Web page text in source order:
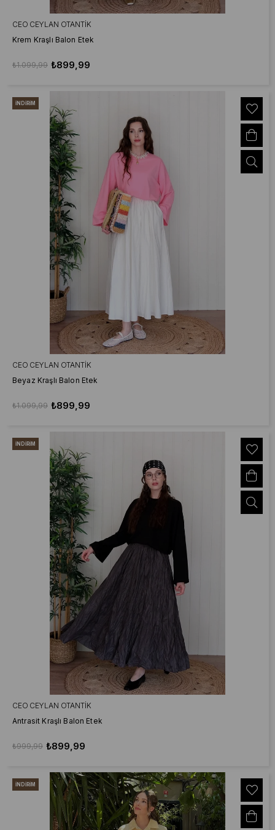
CEO CEYLAN OTANTIK
Krem Kraşlı Balon Etek
₺899,99
₺1.099,99
CEO CEYLAN OTANTIK
Beyaz Kraşlı Balon Etek
₺899,99
₺1.099,99
İNDIRIM
CEO CEYLAN OTANTIK
Antrasit Kraşlı Balon Etek
₺899,99
₺999,99
İNDIRIM
İNDIRIM